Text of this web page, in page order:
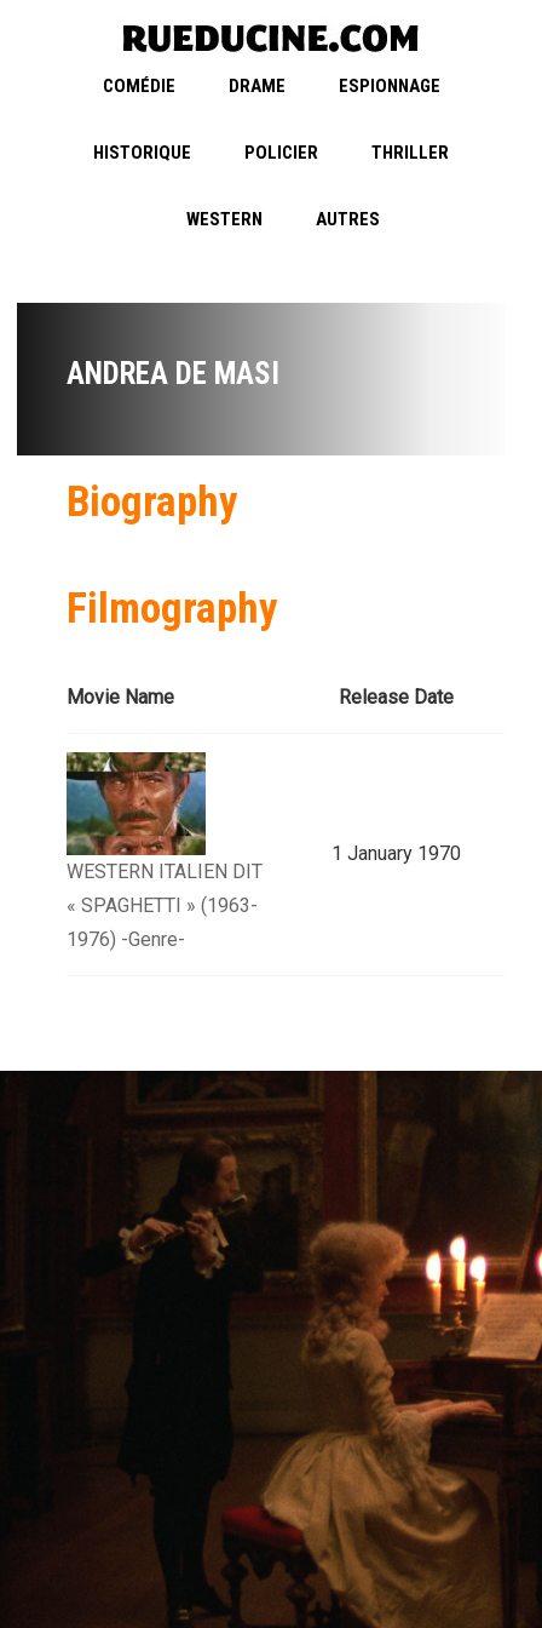
COMÉDIE DRAME ESPIONNAGE
HISTORIQUE POLICIER THRILLER
WESTERN AUTRES
ANDREA DE MASI
Biography
Filmography
Movie Name Release Date
WESTERN ITALIEN DIT
« SPAGHETTI » (1963-
1976) -Genre-
1 January 1970